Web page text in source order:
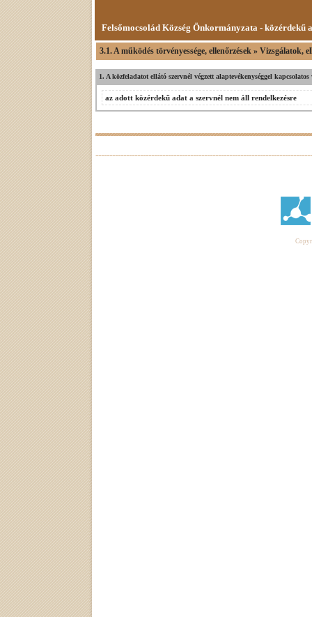
Felsőmocsolád Község Önkormányzata - közérdekű
3.1. A működés törvényessége, ellenőrzések » Vizsgálatok,
1. A közfeladatot ellátó szervnél végzett alaptevékenységgel
az adott közérdekű adat a szervnél nem áll rendelkezésre